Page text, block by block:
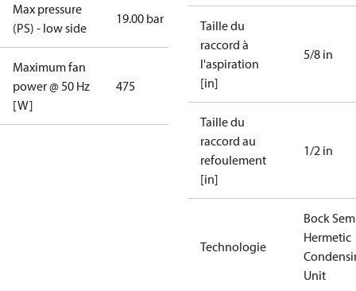
Max pressure
(PS) - low side
19.00 bar
Maximum fan
power @ 50 Hz
[W]
475
Taille du
raccord à
l'aspiration
[in]
5/8 in
Taille du
raccord au
refoulement
[in]
1/2 in
Technologie
Bock
Hermetic
Unit